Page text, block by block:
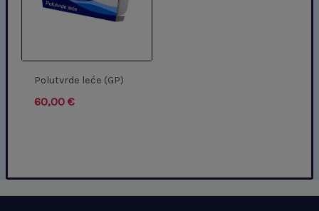
Polutvrde leće (GP)
60,00 €